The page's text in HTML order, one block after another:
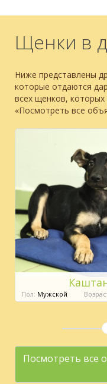
Щенки в
Ниже представлены
которые отдаются
всех щенков,
«Посмотреть все
Пол: Мужской
Посмотреть все